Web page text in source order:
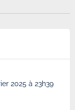
2025 à 23h39